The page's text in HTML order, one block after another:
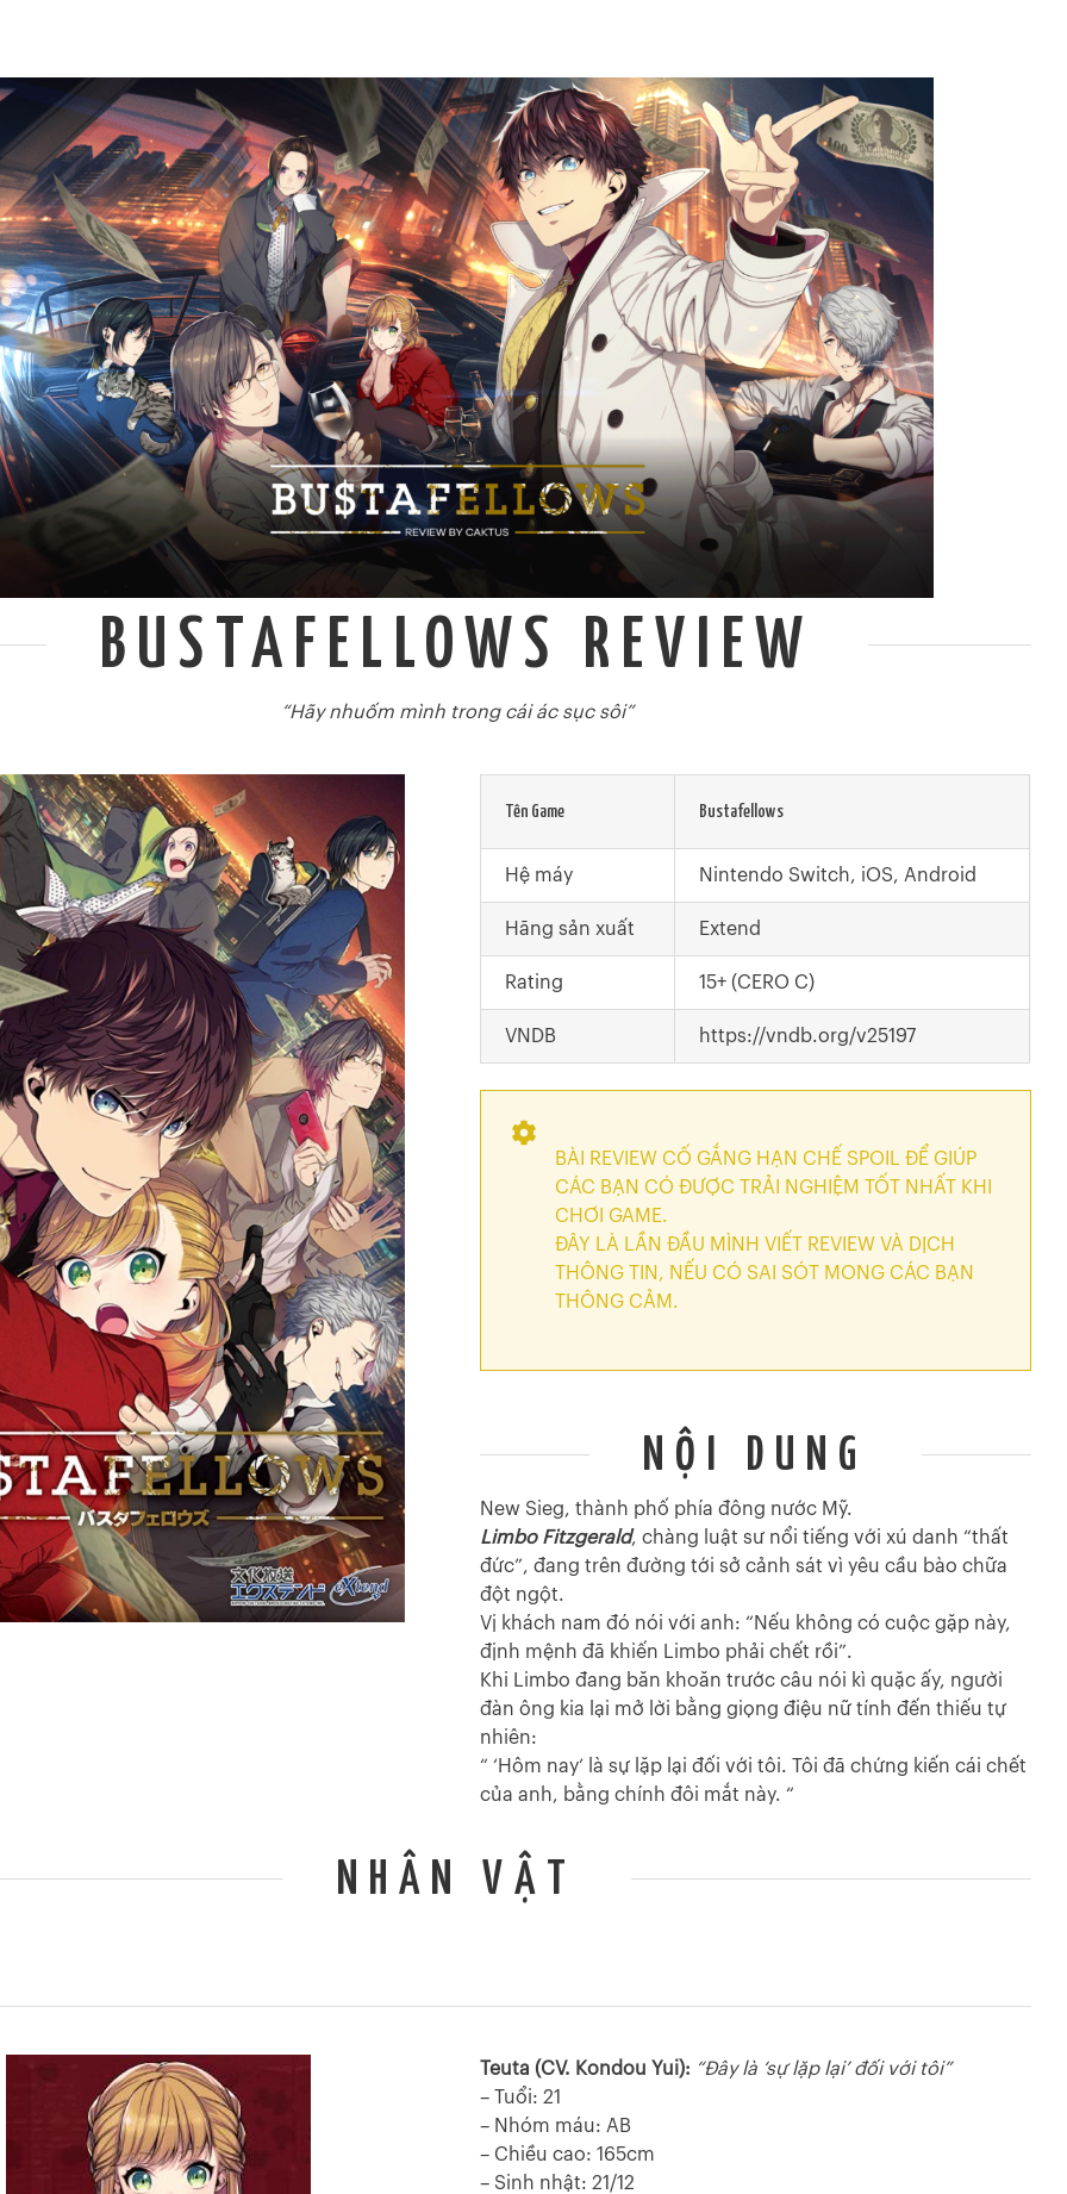
BUSTAFELLOWS REVIEW
“Hãy nhuốm mình trong cái ác sục sôi”
Tên Game Bustafellows
Hệ máy Nintendo Switch, iOS, Android
Hãng sản xuất Extend
Rating 15+ (CERO C)
VNDB https://vndb.org/v25197
BÀI REVIEW CỐ GẮNG HẠN CHẾ SPOIL ĐỂ GIÚP
CÁC BẠN CÓ ĐƯỢC TRẢI NGHIỆM TỐT NHẤT KHI
CHƠI GAME.
ĐÂY LÀ LẦN ĐẦU MÌNH VIẾT REVIEW VÀ DỊCH
THÔNG TIN, NẾU CÓ SAI SÓT MONG CÁC BẠN
THÔNG CẢM.
NỘI DUNG
New Sieg, thành phố phía đông nước Mỹ.
Limbo Fitzgerald, chàng luật sư nổi tiếng với xú danh “thất
đức”, đang trên đường tới sở cảnh sát vì yêu cầu bào chữa
đột ngột.
Vị khách nam đó nói với anh: “Nếu không có cuộc gặp này,
định mệnh đã khiến Limbo phải chết rồi”.
Khi Limbo đang băn khoăn trước câu nói kì quặc ấy, người
đàn ông kia lại mở lời bằng giọng điệu nữ tính đến thiếu tự
nhiên:
“ ‘Hôm nay’ là sự lặp lại đối với tôi. Tôi đã chứng kiến cái chết
của anh, bằng chính đôi mắt này. “
NHÂN VẬT
Teuta (CV. Kondou Yui): “Đây là ‘sự lặp lại’ đối với tôi”
– Tuổi: 21
– Nhóm máu: AB
– Chiều cao: 165cm
– Sinh nhật: 21/12